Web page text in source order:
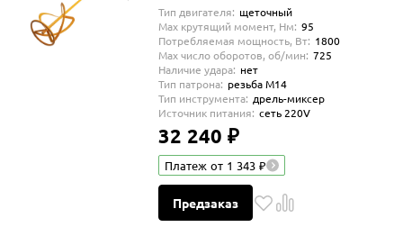
Тип двигателя: щеточный
Max крутящий момент, Нм: 95
Потребляемая мощность, Вт: 1800
Max число оборотов, об/мин: 725
Наличие удара: нет
Тип патрона: резьба М14
Тип инструмента: дрель-миксер
Источник питания: сеть 220V
32 240 ₽
Платеж от 1 343 ₽
Предзаказ